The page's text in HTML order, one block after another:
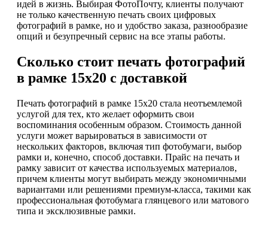
идей в жизнь. Выбирая ФотоПочту, клиенты получают
не только качественную печать своих цифровых
фотографий в рамке, но и удобство заказа, разнообразие
опций и безупречный сервис на все этапы работы.
Сколько стоит печать фотографий
в рамке 15х20 с доставкой
Печать фотографий в рамке 15х20 стала неотъемлемой
услугой для тех, кто желает оформить свои
воспоминания особенным образом. Стоимость данной
услуги может варьироваться в зависимости от
нескольких факторов, включая тип фотобумаги, выбор
рамки и, конечно, способ доставки. Прайс на печать и
рамку зависит от качества используемых материалов,
причем клиенты могут выбирать между экономичными
вариантами или решениями премиум-класса, такими как
профессиональная фотобумага глянцевого или матового
типа и эксклюзивные рамки.